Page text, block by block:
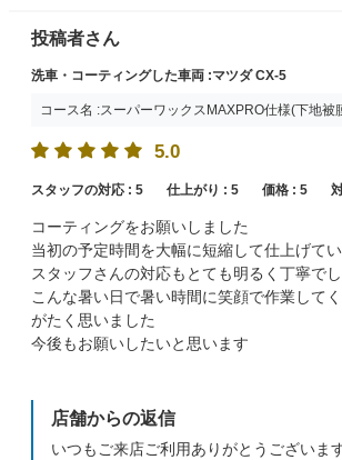
投稿者さん
洗車・コーティングした車両 :マツダ CX-5
コース名 :スーパーワックスMAXPRO仕様(下地被
5.0
スタッフの対応 : 5 仕上がり : 5 価格 : 5
コーティングをお願いしました
当初の予定時間を大幅に短縮して仕上げて
スタッフさんの対応もとても明るく丁寧で
こんな暑い日で暑い時間に笑顔で作業して
がたく思いました
今後もお願いしたいと思います
店舗からの返信
いつもご来店ご利用ありがとうございます